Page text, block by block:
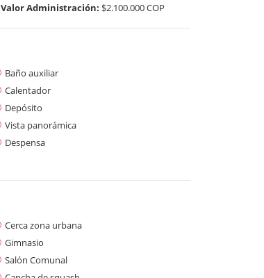
Valor Administración: $2.100.000 COP
Baño auxiliar
Calentador
Depósito
Vista panorámica
Despensa
Cerca zona urbana
Gimnasio
Salón Comunal